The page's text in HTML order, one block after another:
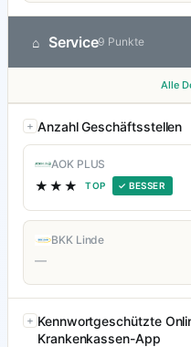
⌂ Service9 Punkte
Alle
Anzahl Geschäftsstellen
AOK PLUS
★★★ TOP ✓ BESSER
BKK Linde
—
Kennwortgeschützte
Krankenkassen-App